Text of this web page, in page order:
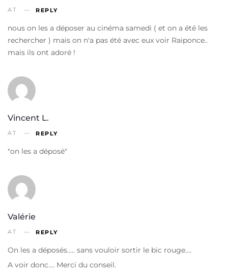
AT REPLY
nous on les a déposer au cinéma samedi ( et on a été les
rechercher ) mais on n'a pas été avec eux voir Raiponce..
mais ils ont adoré !
Vincent L.
AT REPLY
"on les a déposé"
Valérie
AT REPLY
On les a déposés….. sans vouloir sortir le bic rouge….
A voir donc…. Merci du conseil.